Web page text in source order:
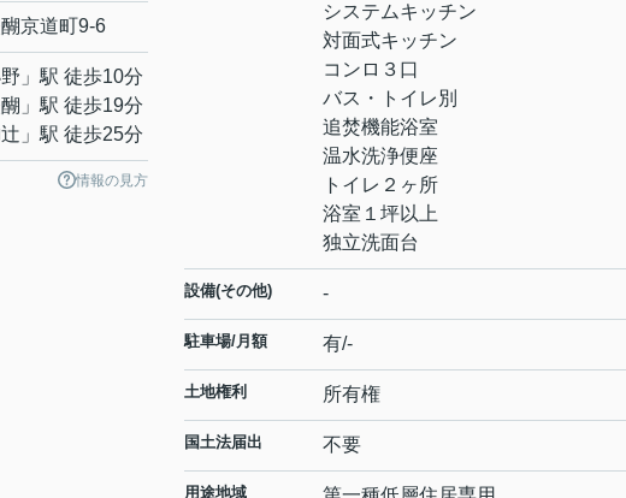
京道町9-6
」駅 徒歩10分
」駅 徒歩19分
」駅 徒歩25分
情報の見方
システムキッチン
対面式キッチン
コンロ３口
バス・トイレ別
追焚機能浴室
温水洗浄便座
トイレ２ヶ所
浴室１坪以上
独立洗面台
設備(その他) -
駐車場/月額 有/-
土地権利 所有権
国土法届出 不要
用途地域